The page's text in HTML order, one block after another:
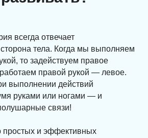
всегда отвечает
тела. Когда мы выполняем
то задействуем правое
правой рукой — левое.
выполнении действий
руками или ногами — и
связи!
и эффективных